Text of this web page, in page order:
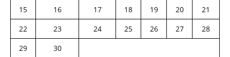
15
16 17 18 19 20
21
22
23 24 25 26 27
28
29
30